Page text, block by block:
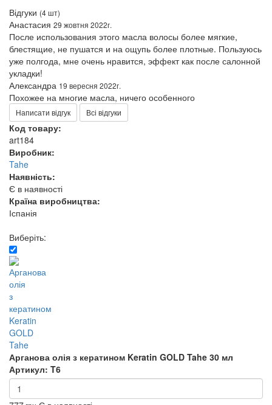
Відгуки (4 шт)
Анастасия 29 жовтня 2022г.
После использования этого масла волосы более мягкие,
блестящие, не пушатся и на ощупь более плотные. Пользуюсь
уже полгода, мне очень нравится, эффект как после салонной
укладки!
Александра 19 вересня 2022г.
Похожее на многие масла, ничего особенного
Написати відгук Всі відгуки
Код товару:
art184
Виробник:
Tahe
Наявність:
Є в наявності
Країна виробництва:
Іспанія
Виберіть:
Арганова олія з кератином Keratin GOLD Tahe 30 мл
Артикул: T6